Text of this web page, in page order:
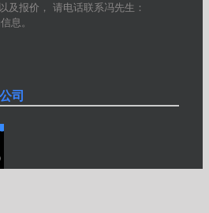
及报价， 请电话联系冯先生：
息。
司